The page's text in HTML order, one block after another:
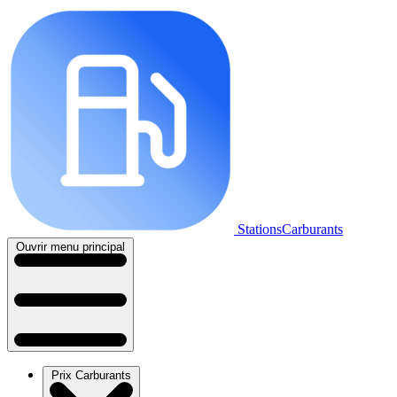
StationsCarburants
Ouvrir menu principal
Prix Carburants